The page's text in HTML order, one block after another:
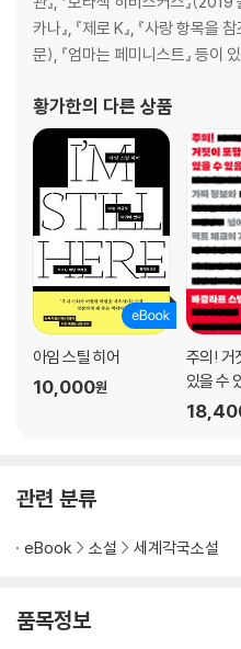
카나』, 『제로 K』, 『사랑 항목을
문), 『엄마는 페미니스트』 등이
황가한의 다른 상품
아임 스틸 히어
10,000원
주의! 거
있을 수
관련 분류
eBook 소설 세계각국소설
품목정보